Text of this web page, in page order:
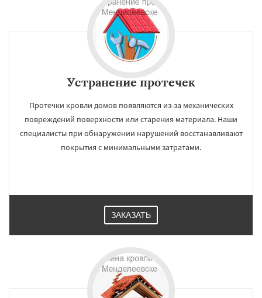
Устранение протечек
Протечки кровли домов появляются из-за механических
повреждений поверхности или старения материала. Наши
специалисты при обнаружении нарушений восстанавливают
покрытия с минимальными затратами.
ЗАКАЗАТЬ